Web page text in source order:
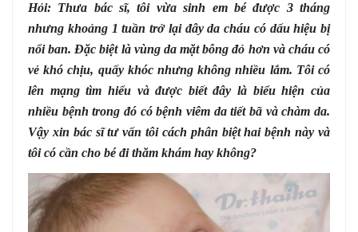
Hỏi: Thưa bác sĩ, tôi vừa sinh em bé được 3 tháng
nhưng khoảng 1 tuần trở lại đây da cháu có dấu hiệu bị
nổi ban. Đặc biệt là vùng da mặt bỗng đỏ hơn và cháu có
vẻ khó chịu, quấy khóc nhưng không nhiều lắm. Tôi có
lên mạng tìm hiểu và được biết đây là biểu hiện của
nhiều bệnh trong đó có bệnh viêm da tiết bã và chàm da.
Vậy xin bác sĩ tư vấn tôi cách phân biệt hai bệnh này và
tôi có cần cho bé đi thăm khám hay không?